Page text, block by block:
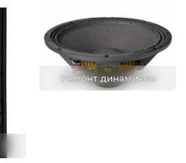
Ремонт динамиков